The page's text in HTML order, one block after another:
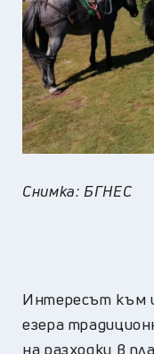
Снимка: БГНЕС
Интересът към
езера
на разходки в